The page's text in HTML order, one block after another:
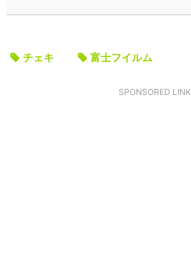
チェキ 富士フイルム
SPONSORED LINK